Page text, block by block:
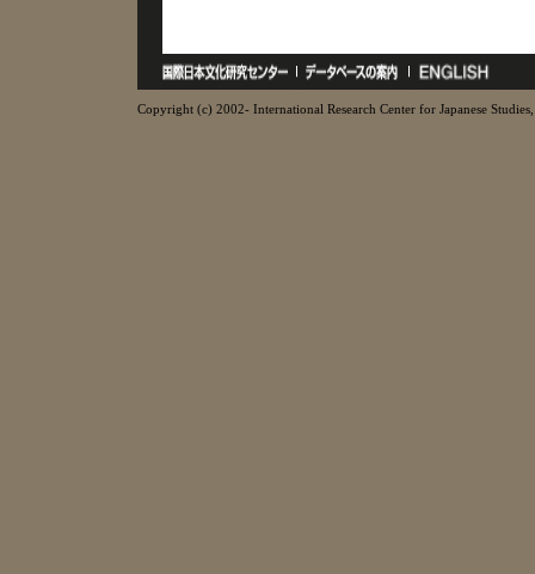
Copyright (c) 2002- International Research Center for Japanese